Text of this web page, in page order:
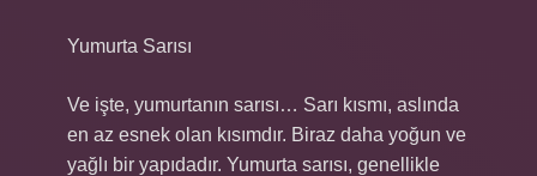
Yumurta Sarısı
Ve işte, yumurtanın sarısı… Sarı kısmı, aslında
en az esnek olan kısımdır. Biraz daha yoğun ve
yağlı bir yapıdadır. Yumurta sarısı, genellikle